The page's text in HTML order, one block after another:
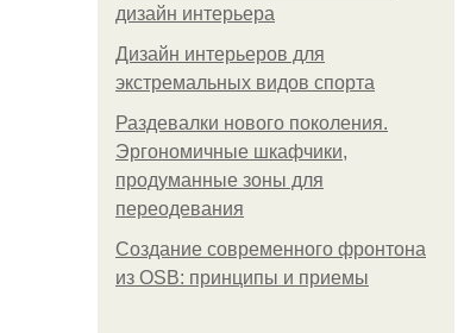
дизайн интерьера
Дизайн интерьеров для
экстремальных видов спорта
Раздевалки нового поколения.
Эргономичные шкафчики,
продуманные зоны для
переодевания
Создание современного фронтона
из OSB: принципы и приемы